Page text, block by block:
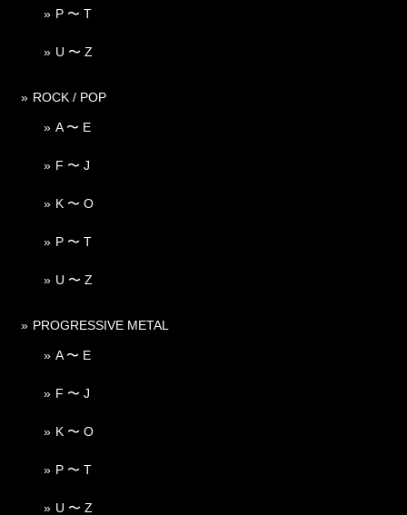
P 〜 T
U 〜 Z
ROCK / POP
A 〜 E
F 〜 J
K 〜 O
P 〜 T
U 〜 Z
PROGRESSIVE METAL
A 〜 E
F 〜 J
K 〜 O
P 〜 T
U 〜 Z